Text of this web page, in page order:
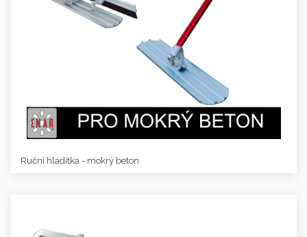
Ruční hladítka - mokrý beton